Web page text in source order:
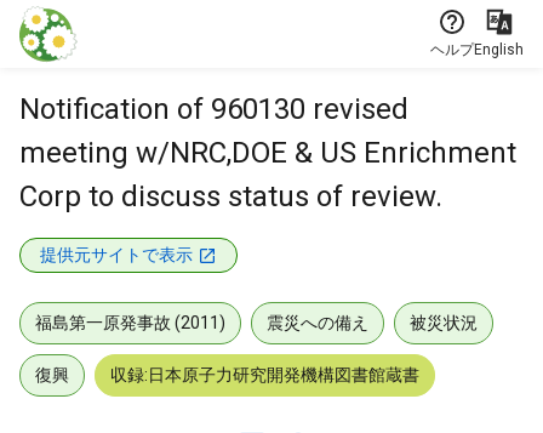
本文に飛ぶ
ヘルプEnglish
Notification of 960130 revised
meeting w/NRC,DOE & US Enrichment
Corp to discuss status of review.
提供元サイトで表示
福島第一原発事故 (2011) 震災への備え 被災状況
復興 収録:日本原子力研究開発機構図書館蔵書